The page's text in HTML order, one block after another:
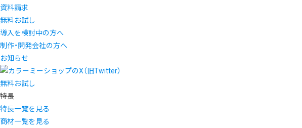
資料請求
無料お試し
導入を検討中の方へ
制作・開発会社の方へ
お知らせ
無料お試し
特長
特長一覧を見る
商材一覧を見る